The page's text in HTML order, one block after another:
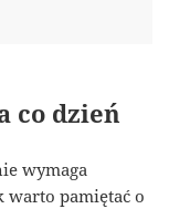
co dzień
wymaga
warto pamiętać o